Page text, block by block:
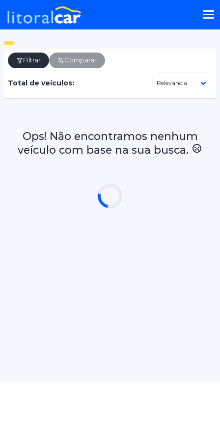
Filtrar Comparar
Total de veículos:
Ops! Não encontramos nenhum
veículo com base na sua busca.